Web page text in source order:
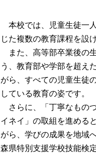
本校では、児童生徒一
じた複数の教育課程を設
また、高等部卒業後の
う、教育部や学部を超え
がら、すべての児童生徒
している教育の姿です。
さらに、「丁寧なもの
イネイ」の取組を進める
がら、学びの成果を地域
森県特別支援学校技能検